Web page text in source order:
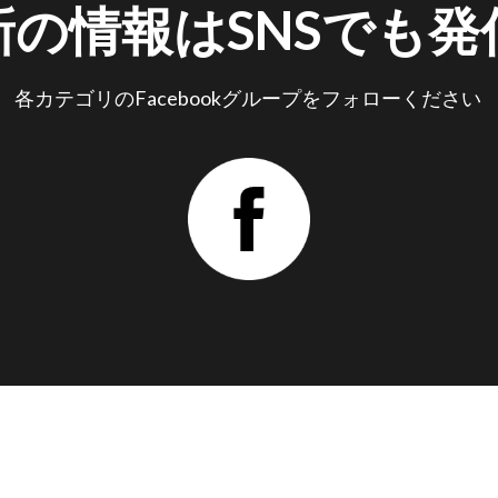
の情報はSNSでも発
各カテゴリのFacebookグループをフォローください